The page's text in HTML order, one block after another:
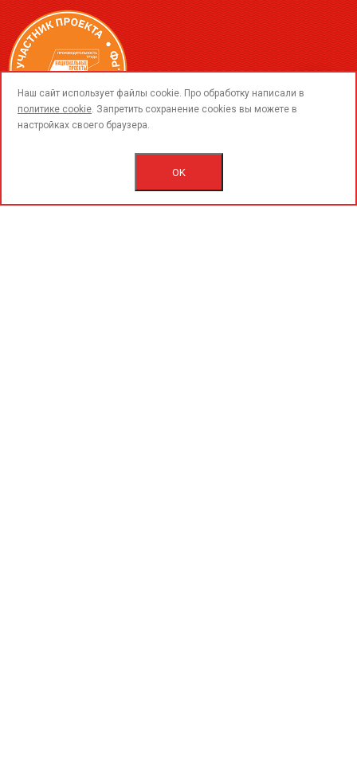
© 2015-2020 «PerfoGrad» MMC.
call
Наш сайт использует файлы cookie. Про обработку написали в
политике cookie. Запретить сохранение cookies вы можете в
настройках своего браузера.
OK